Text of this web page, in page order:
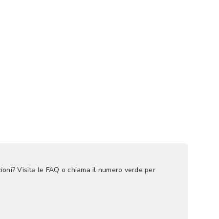
Visita le FAQ o chiama il numero verde per